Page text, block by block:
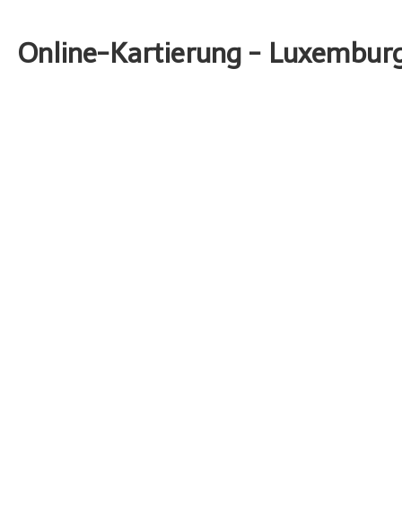
Online-Kartierung -